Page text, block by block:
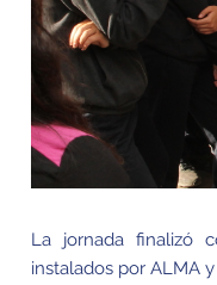
La jornada finalizó
instalados por ALMA